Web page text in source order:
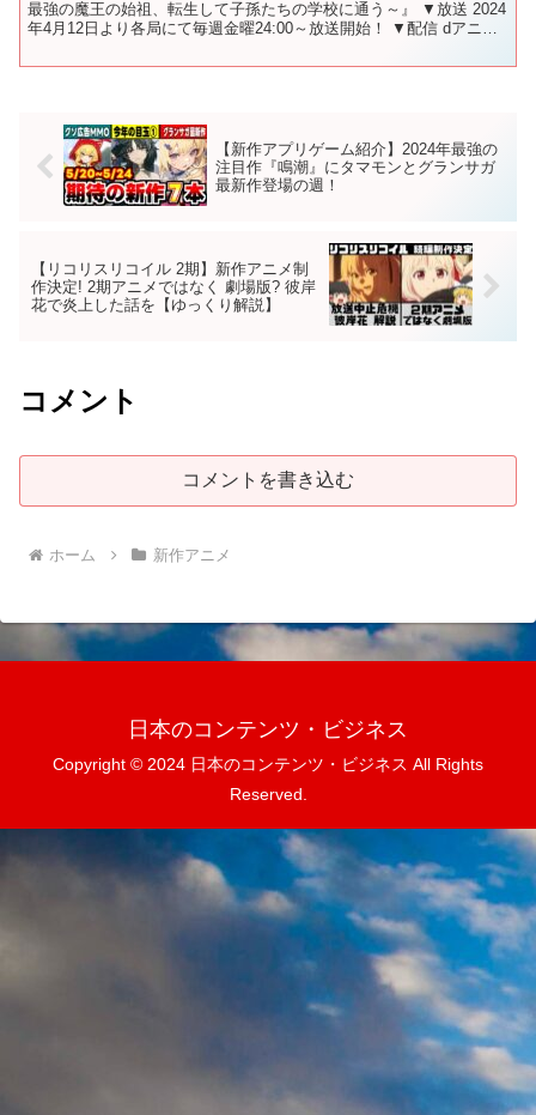
最強の魔王の始祖、転生して子孫たちの学校に通う～』 ▼放送 2024
年4月12日より各局にて毎週金曜24:00～放送開始！ ▼配信 dアニメ
【新作アプリゲーム紹介】2024年最強の
注目作『鳴潮』にタマモンとグランサガ
最新作登場の週！
【リコリスリコイル 2期】新作アニメ制
作決定! 2期アニメではなく 劇場版? 彼岸
花で炎上した話を【ゆっくり解説】
コメント
コメントを書き込む
ホーム 新作アニメ
日本のコンテンツ・ビジネス
Copyright © 2024 日本のコンテンツ・ビジネス All Rights
Reserved.